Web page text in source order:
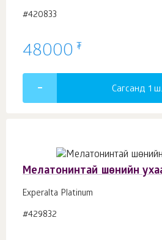
#420833
48000 ₮
Сагсанд 1 ш.
Мелатонинтай шөнийн
Experalta Platinum
#429832